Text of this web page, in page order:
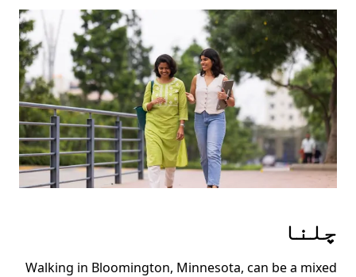
Press
the
escape
button
to
close
the
calendar.
چلنا
Walking in Bloomington, Minnesota, can be a mixed